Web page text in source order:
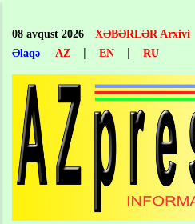
main
content
08 avqust 2026 XƏBƏRLƏR Arxivi
Əlaqə
AZ | EN | RU